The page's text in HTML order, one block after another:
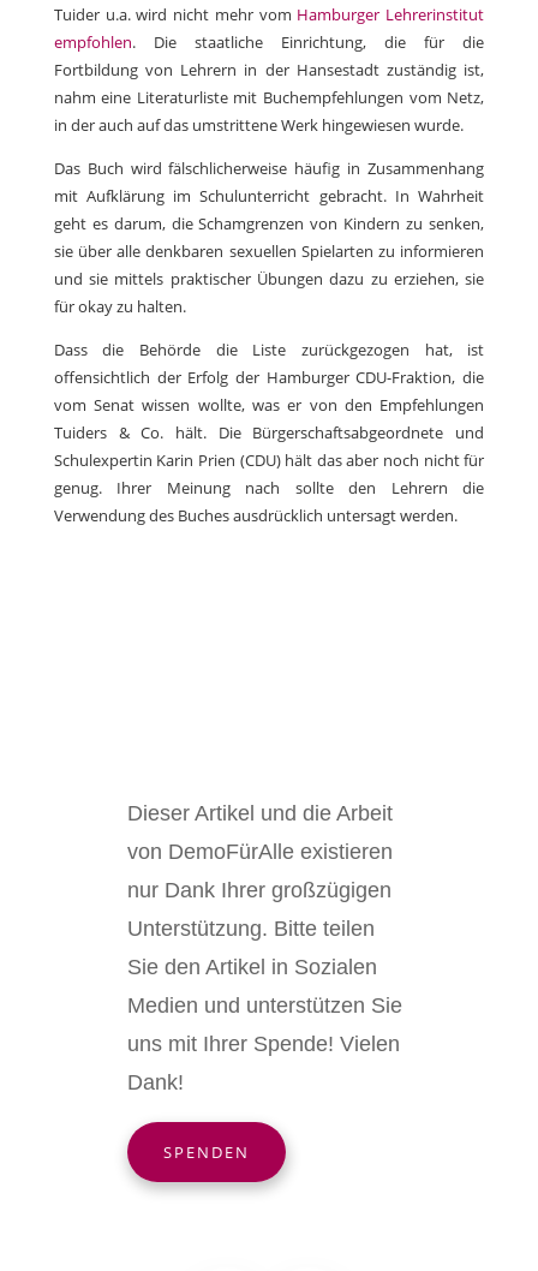
Tuider u.a. wird nicht mehr vom Hamburger Lehrerinstitut
empfohlen. Die staatliche Einrichtung, die für die
Fortbildung von Lehrern in der Hansestadt zuständig ist,
nahm eine Literaturliste mit Buchempfehlungen vom Netz,
in der auch auf das umstrittene Werk hingewiesen wurde.
Das Buch wird fälschlicherweise häufig in Zusammenhang
mit Aufklärung im Schulunterricht gebracht. In Wahrheit
geht es darum, die Schamgrenzen von Kindern zu senken,
sie über alle denkbaren sexuellen Spielarten zu informieren
und sie mittels praktischer Übungen dazu zu erziehen, sie
für okay zu halten.
Dass die Behörde die Liste zurückgezogen hat, ist
offensichtlich der Erfolg der Hamburger CDU-Fraktion, die
vom Senat wissen wollte, was er von den Empfehlungen
Tuiders & Co. hält. Die Bürgerschaftsabgeordnete und
Schulexpertin Karin Prien (CDU) hält das aber noch nicht für
genug. Ihrer Meinung nach sollte den Lehrern die
Verwendung des Buches ausdrücklich untersagt werden.
Dieser Artikel und die Arbeit
von DemoFürAlle existieren
nur Dank Ihrer großzügigen
Unterstützung. Bitte teilen
Sie den Artikel in Sozialen
Medien und unterstützen Sie
uns mit Ihrer Spende! Vielen
Dank!
SPENDEN